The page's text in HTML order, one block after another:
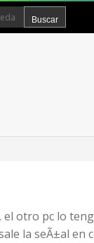
el otro pc lo
la seÃ±al en